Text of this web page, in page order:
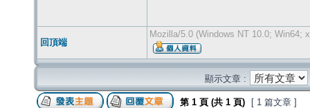
回頂端
Mozilla/5.0 (Windows NT 10.0; Win64;
顯示文章 :
第 1 頁 (共 1 頁) [ 1 篇文章 ]